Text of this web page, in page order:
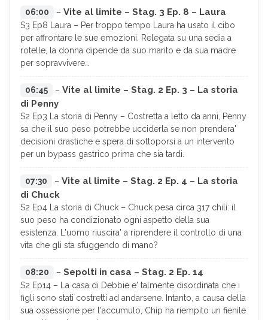
06:00 – Vite al limite – Stag. 3 Ep. 8 – Laura
S3 Ep8 Laura – Per troppo tempo Laura ha usato il cibo
per affrontare le sue emozioni. Relegata su una sedia a
rotelle, la donna dipende da suo marito e da sua madre
per sopravvivere…
06:45 – Vite al limite – Stag. 2 Ep. 3 – La storia
di Penny
S2 Ep3 La storia di Penny – Costretta a letto da anni, Penny
sa che il suo peso potrebbe ucciderla se non prendera'
decisioni drastiche e spera di sottoporsi a un intervento
per un bypass gastrico prima che sia tardi.
07:30 – Vite al limite – Stag. 2 Ep. 4 – La storia
di Chuck
S2 Ep4 La storia di Chuck – Chuck pesa circa 317 chili: il
suo peso ha condizionato ogni aspetto della sua
esistenza. L'uomo riuscira' a riprendere il controllo di una
vita che gli sta sfuggendo di mano?
08:20 – Sepolti in casa – Stag. 2 Ep. 14
S2 Ep14 – La casa di Debbie e' talmente disordinata che i
figli sono stati costretti ad andarsene. Intanto, a causa della
sua ossessione per l'accumulo, Chip ha riempito un fienile